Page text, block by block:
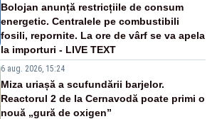
Bolojan anunță restricțiile de consum
energetic. Centralele pe combustibili
fosili, repornite. La ore de vârf se va apela
la importuri - LIVE TEXT
6 aug. 2026, 15:24
Miza uriașă a scufundării barjelor.
Reactorul 2 de la Cernavodă poate primi o
nouă „gură de oxigen”